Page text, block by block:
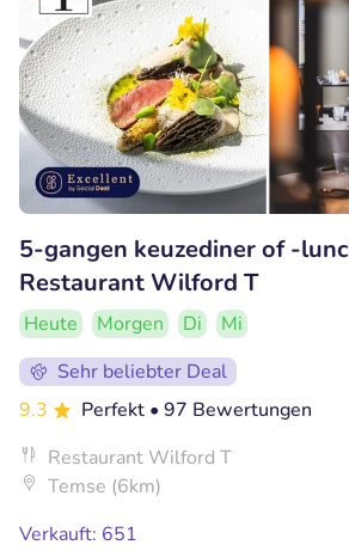
5-gangen keuzediner of -
Restaurant Wilford T
Heute Morgen Di
Mi
Sehr beliebter Deal
9.3
Perfekt • 97 Bewertungen
Restaurant Wilford T
Temse (6km)
Verkauft: 651